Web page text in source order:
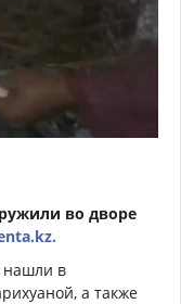
во дворе
нашли в
а также